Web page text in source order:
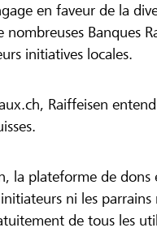
en faveur de la
nombreuses Banques
initiatives locales.
Raiffeisen
la plateforme de
ni les
de tous les